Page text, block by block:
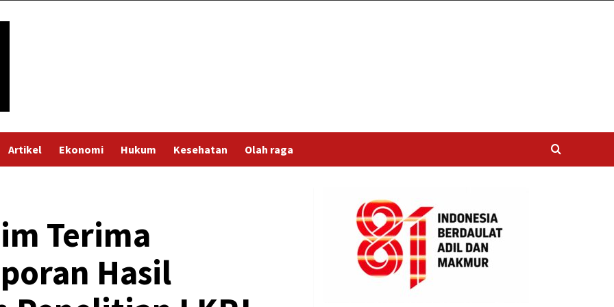
Artikel Ekonomi Hukum Kesehatan Olah raga
Terima
Hasil